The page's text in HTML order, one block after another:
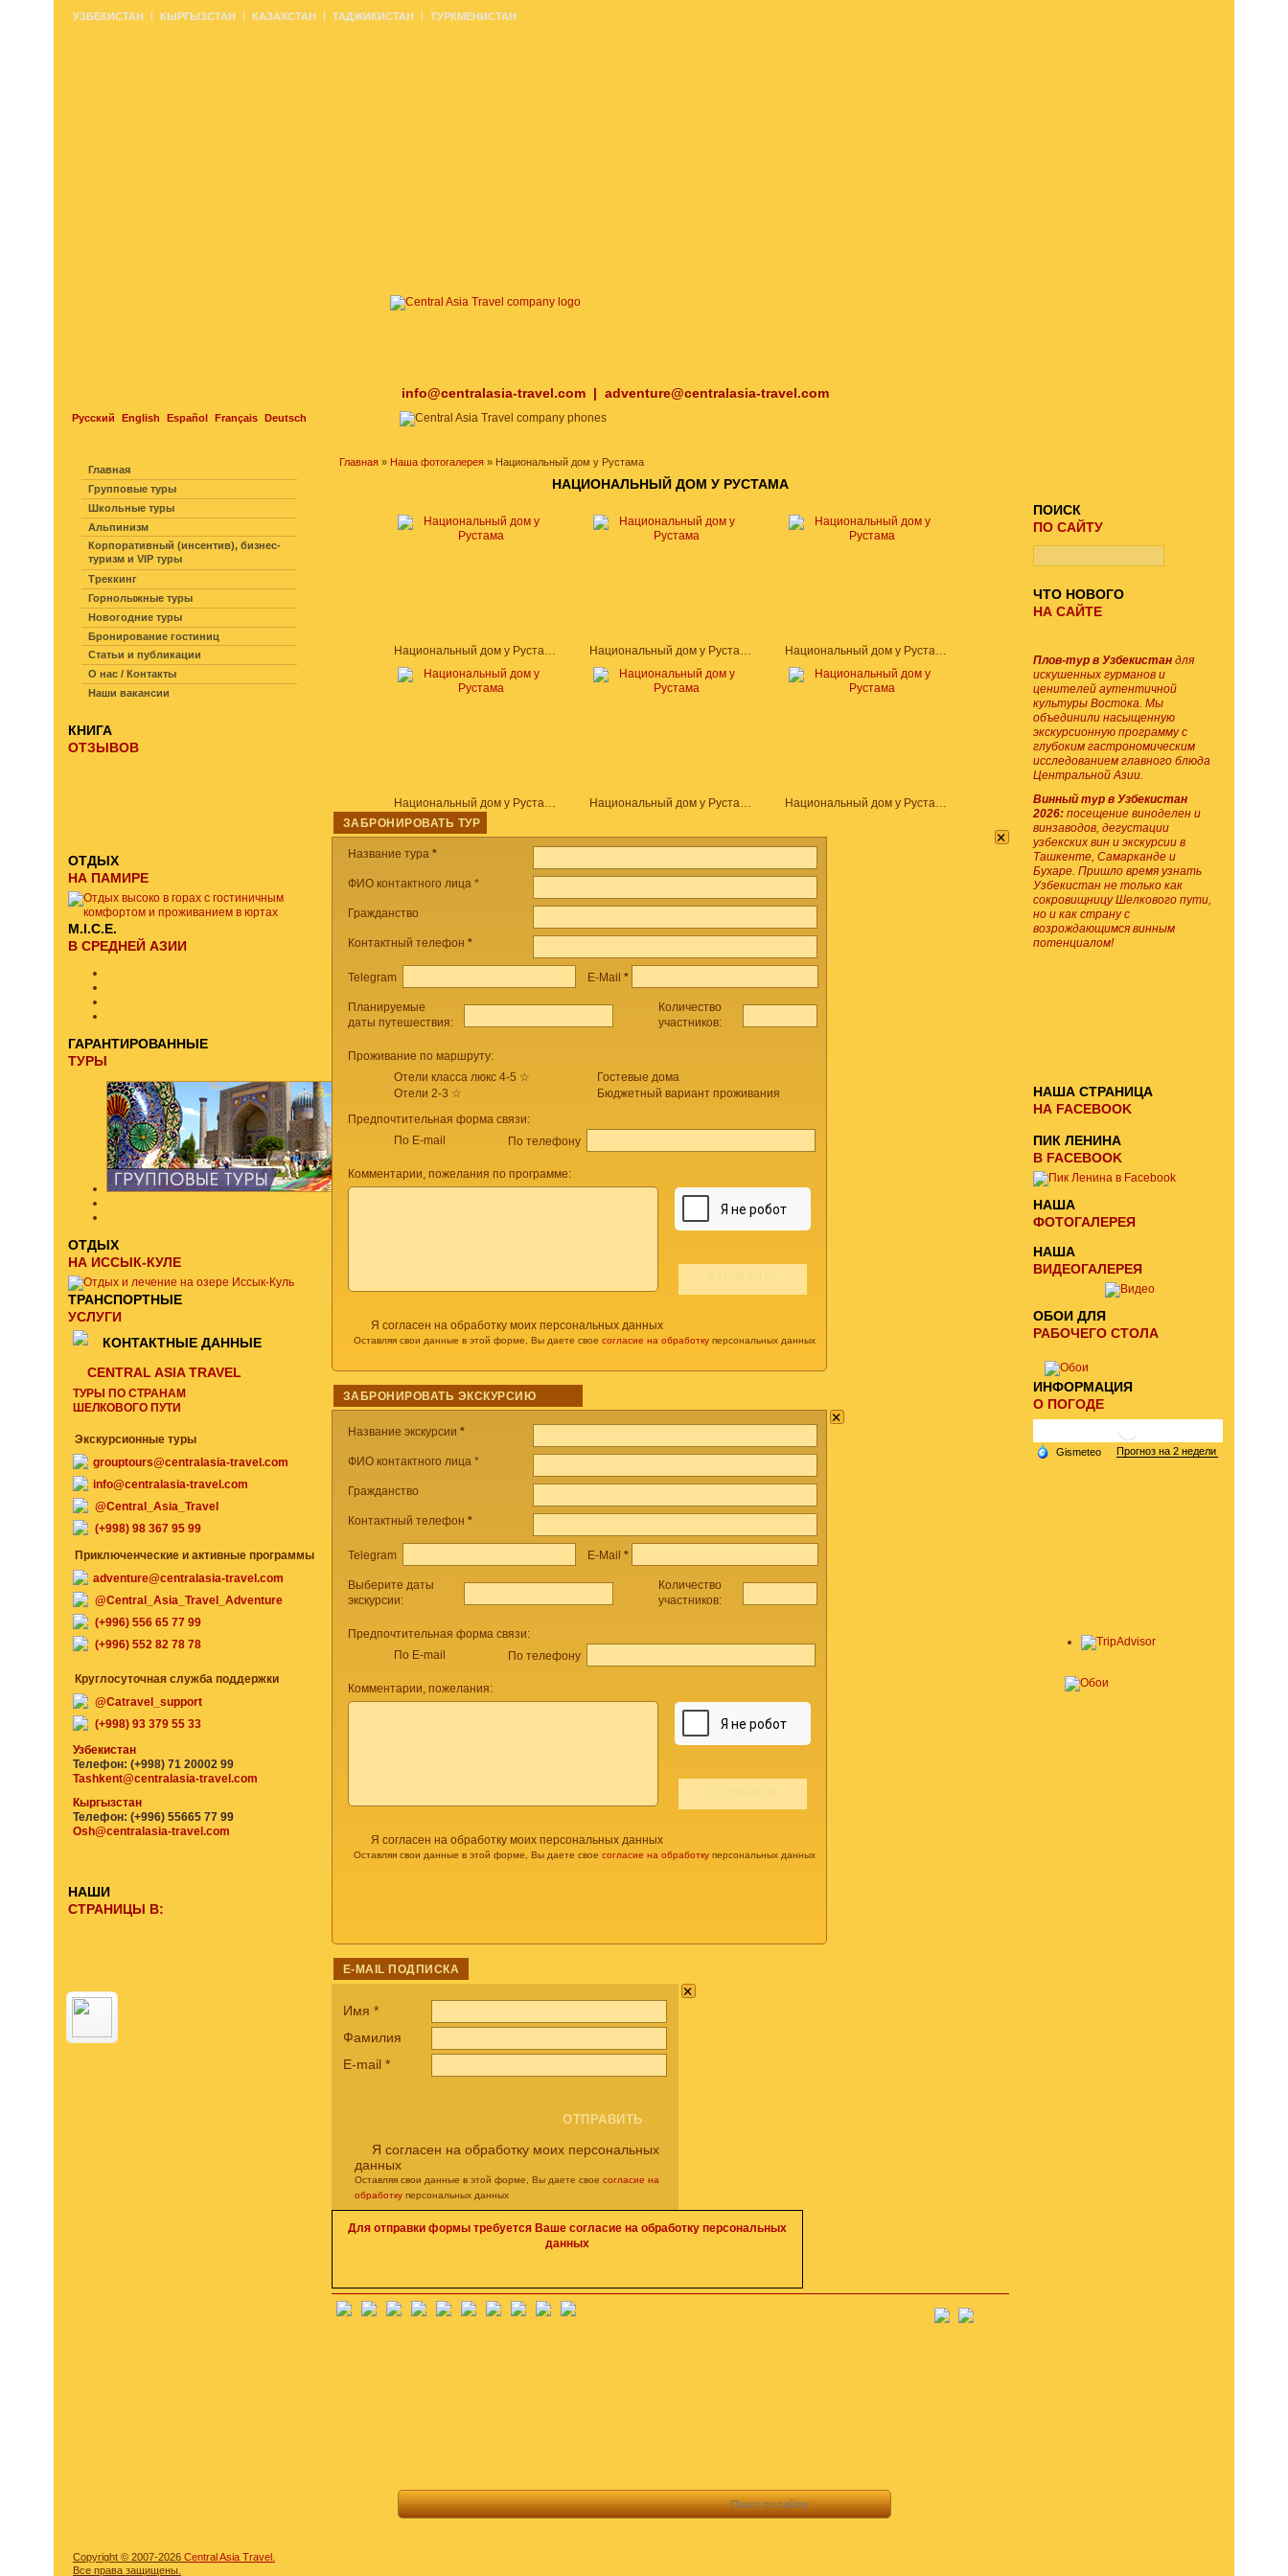
info@centralasia-travel.com | adventure@centralasia-travel.com
Русский English Español Français Deutsch
УЗБЕКИСТАН КЫРГЫЗСТАН КАЗАХСТАН ТАДЖИКИСТАН ТУРКМЕНИСТАН
Главная » Наша фотогалерея » Национальный дом у Рустама
НАЦИОНАЛЬНЫЙ ДОМ У РУСТАМА
Национальный дом у Рустама Национальный дом у Рустама Национальный дом у Рустама
Национальный дом у Рустама Национальный дом у Рустама
Национальный дом у Рустама
ЗАБРОНИРОВАТЬ ТУР
×
Название тура *
ФИО контактного лица *
Гражданство
Контактный телефон *
Telegram E-Mail *
Планируемые
даты путешествия:
Количество
участников:
Проживание по маршруту:
Отели класса люкс 4-5 ☆
Отели 2-3 ☆
Гостевые дома
Бюджетный вариант проживания
Предпочтительная форма связи:
По E-mail
По телефону
Комментарии, пожелания по программе:
Я согласен на обработку моих персональных данных
Оставляя свои данные в этой форме, Вы даете свое согласие на обработку персональных данных
ЗАБРОНИРОВАТЬ ЭКСКУРСИЮ
×
Название экскурсии *
ФИО контактного лица *
Гражданство
Контактный телефон *
Telegram E-Mail *
Выберите даты
экскурсии:
Количество
участников:
Предпочтительная форма связи:
По E-mail
По телефону
Комментарии, пожелания:
Я согласен на обработку моих персональных данных
Оставляя свои данные в этой форме, Вы даете свое согласие на обработку персональных данных
E-MAIL ПОДПИСКА
×
Имя *
Фамилия
E-mail *
Я согласен на обработку моих персональных
данных
Оставляя свои данные в этой форме, Вы даете свое согласие на
обработку персональных данных
Для отправки формы требуется Ваше согласие на обработку персональных
данных
Главная
Групповые туры
Школьные туры
Альпинизм
Корпоративный (инсентив), бизнес-
туризм и VIP туры
Треккинг
Горнолыжные туры
Новогодние туры
Бронирование гостиниц
Статьи и публикации
О нас / Контакты
Наши вакансии
КНИГА
ОТЗЫВОВ
ОТДЫХ
НА ПАМИРЕ
M.I.C.E.
В СРЕДНЕЙ АЗИИ
ГАРАНТИРОВАННЫЕ
ТУРЫ
ОТДЫХ
НА ИССЫК-КУЛЕ
ТРАНСПОРТНЫЕ
УСЛУГИ
КОНТАКТНЫЕ ДАННЫЕ
CENTRAL ASIA TRAVEL
ТУРЫ ПО СТРАНАМ
ШЕЛКОВОГО ПУТИ
Экскурсионные туры
grouptours@centralasia-travel.com
info@centralasia-travel.com
@Central_Asia_Travel
(+998) 98 367 95 99
Приключенческие и активные программы
adventure@centralasia-travel.com
@Central_Asia_Travel_Adventure
(+996) 556 65 77 99
(+996) 552 82 78 78
Круглосуточная служба поддержки
@Catravel_support
(+998) 93 379 55 33
Узбекистан
Телефон: (+998) 71 20002 99
Tashkent@centralasia-travel.com
Кыргызстан
Телефон: (+996) 55665 77 99
Osh@centralasia-travel.com
НАШИ
СТРАНИЦЫ В:
ПОИСК
ПО САЙТУ
ЧТО НОВОГО
НА САЙТЕ
Плов-тур в Узбекистан для
искушенных гурманов и
ценителей аутентичной
культуры Востока. Мы
объединили насыщенную
экскурсионную программу с
глубоким гастрономическим
исследованием главного блюда
Центральной Азии.
Винный тур в Узбекистан
2026: посещение виноделен и
винзаводов, дегустации
узбекских вин и экскурсии в
Ташкенте, Самарканде и
Бухаре. Пришло время узнать
Узбекистан не только как
сокровищницу Шелкового пути,
но и как страну с
возрождающимся винным
потенциалом!
НАША СТРАНИЦА
НА FACEBOOK
ПИК ЛЕНИНА
В FACEBOOK
НАША
ФОТОГАЛЕРЕЯ
НАША
ВИДЕОГАЛЕРЕЯ
ОБОИ ДЛЯ
РАБОЧЕГО СТОЛА
ИНФОРМАЦИЯ
О ПОГОДЕ
Copyright © 2007-2026 Central Asia Travel.
Все права защищены.